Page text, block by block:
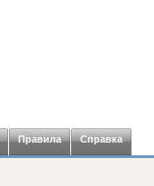
Правила Справка